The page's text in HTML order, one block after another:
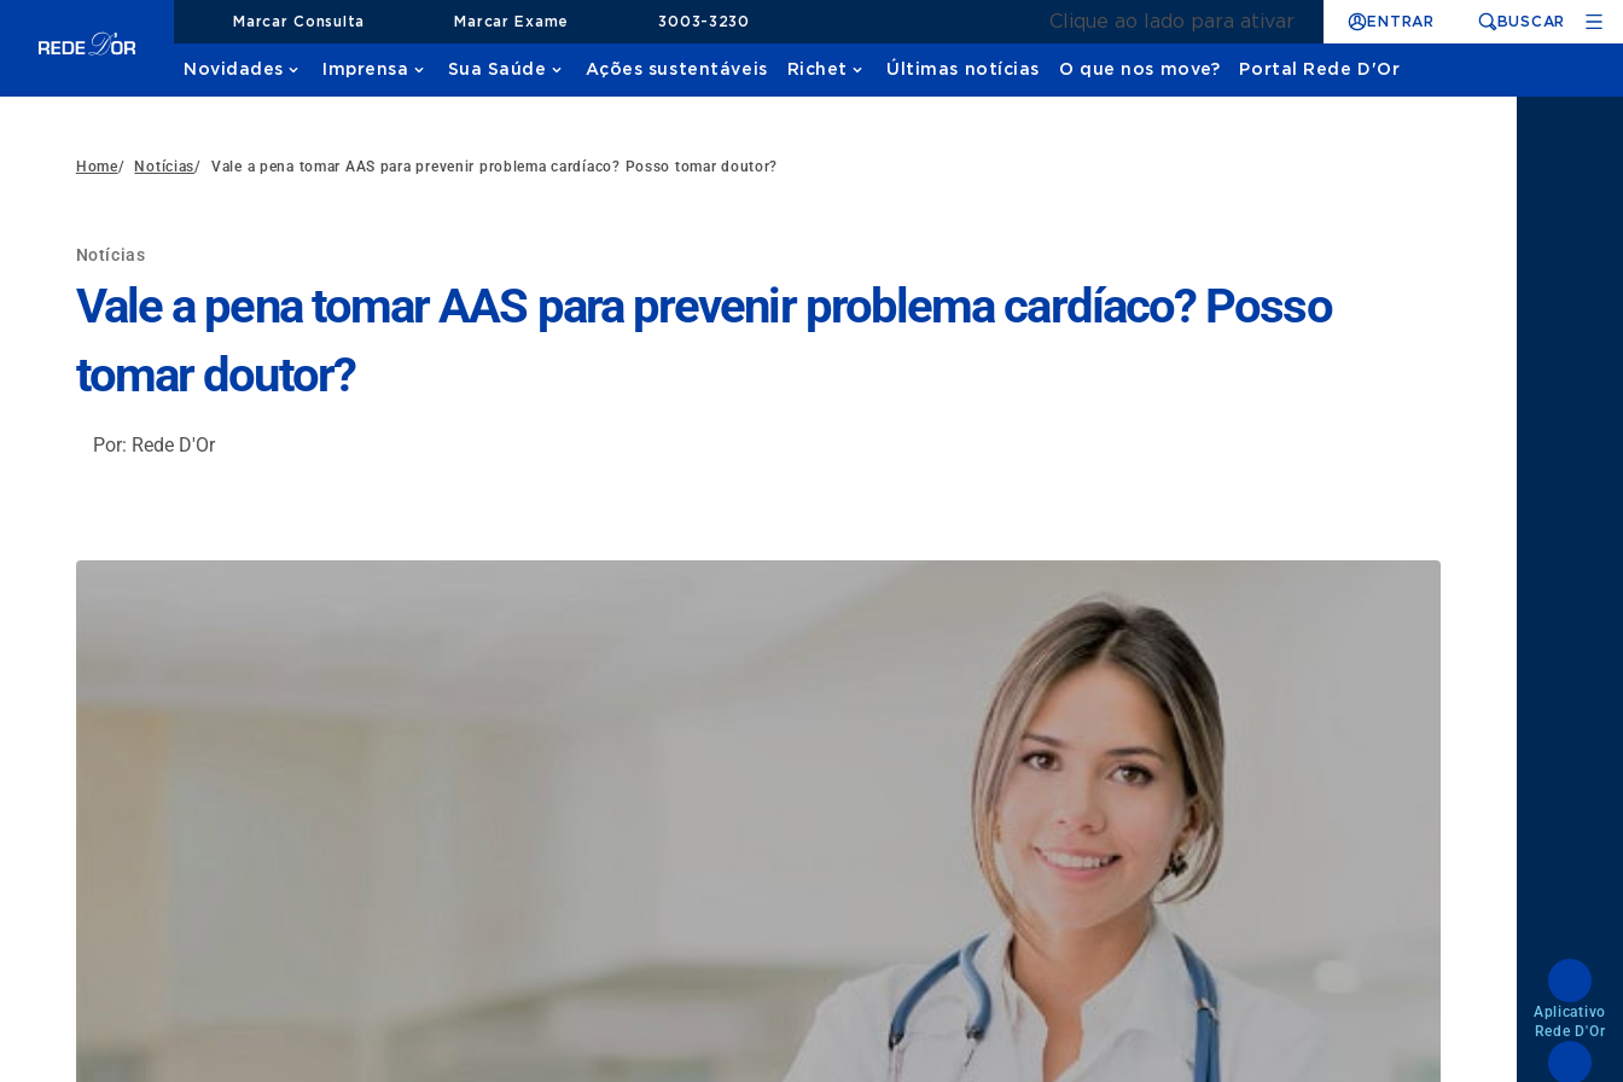
Marcar Consulta Marcar Exame 3003-3230 Clique ao lado para ativar ENTRAR BUSCAR
Novidades Imprensa Sua Saúde Ações sustentáveis Richet Últimas notícias O que nos move? Portal Rede D'Or
Home/ Notícias/ Vale a pena tomar AAS para prevenir problema cardíaco? Posso tomar doutor?
Notícias
Vale a pena tomar AAS para prevenir problema cardíaco? Posso
tomar doutor?
Por: Rede D'Or
Aplicativo
Rede D'Or